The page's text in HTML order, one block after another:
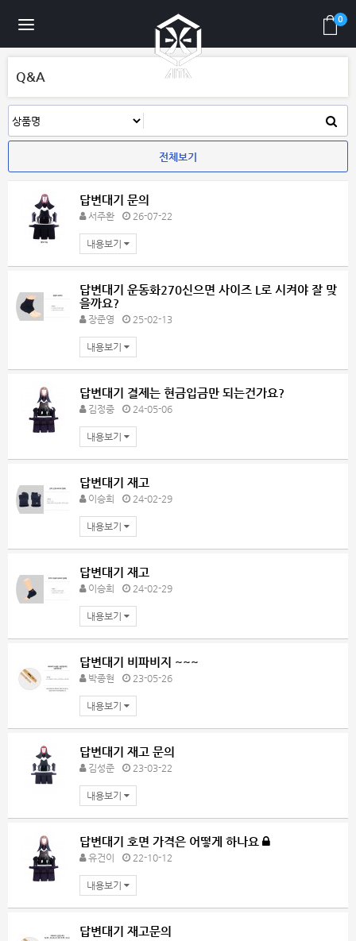
0
Q&A
전체보기
답변대기 문의
서주환 26-07-22
내용보기
답변대기 운동화270신으면 사이즈 L로 시켜야 잘 맞
을까요?
장준영 25-02-13
내용보기
답변대기 결제는 현금입금만 되는건가요?
김정중 24-05-06
내용보기
답변대기 재고
이승희 24-02-29
내용보기
답변대기 재고
이승희 24-02-29
내용보기
답변대기 비파비지 ~~~
박종현 23-05-26
내용보기
답변대기 재고 문의
김성준 23-03-22
내용보기
답변대기 호면 가격은 어떻게 하나요
유건이 22-10-12
내용보기
답변대기 재고문의